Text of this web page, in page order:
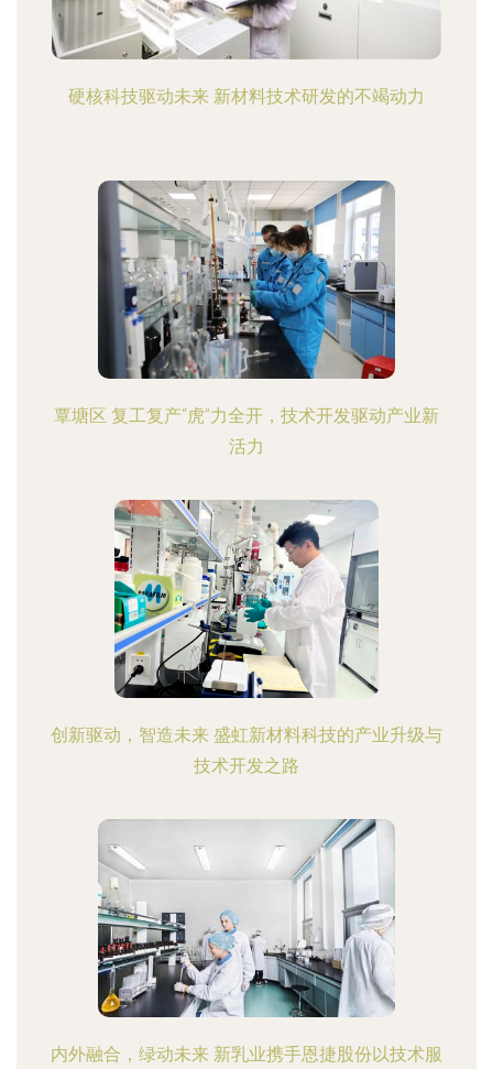
硬核科技驱动未来 新材料技术研发的不竭动力
覃塘区 复工复产“虎”力全开，技术开发驱动产业新
活力
创新驱动，智造未来 盛虹新材料科技的产业升级与
技术开发之路
内外融合，绿动未来 新乳业携手恩捷股份以技术服